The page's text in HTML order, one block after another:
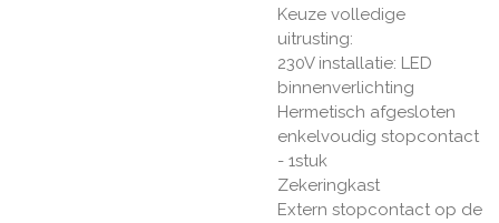
Keuze volledige
uitrusting:
230V installatie: LED
binnenverlichting
Hermetisch afgesloten
enkelvoudig stopcontact
- 1stuk
Zekeringkast
Extern stopcontact op de